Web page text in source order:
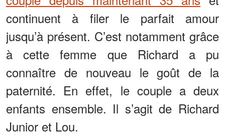
continuent à filer le parfait amour
jusqu’à présent. C’est notamment grâce
à cette femme que Richard a pu
connaître de nouveau le goût de la
paternité. En effet, le couple a deux
enfants ensemble. Il s’agit de Richard
Junior et Lou.